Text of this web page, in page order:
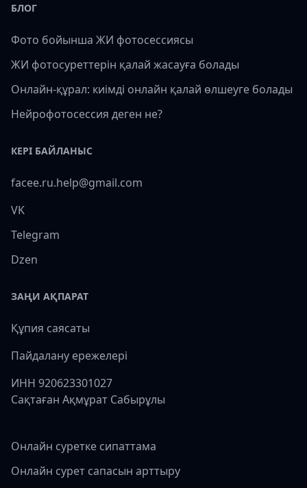
БЛОГ
Фото бойынша ЖИ фотосессиясы
ЖИ фотосуреттерін қалай жасауға болады
Онлайн-құрал: киімді онлайн қалай өлшеуге болады
Нейрофотосессия деген не?
КЕРІ БАЙЛАНЫС
facee.ru.help@gmail.com
VK
Telegram
Dzen
ЗАҢИ АҚПАРАТ
Құпия саясаты
Пайдалану ережелері
ИНН 920623301027
Сақтаған Ақмұрат Сабырұлы
Онлайн суретке сипаттама
Онлайн сурет сапасын арттыру